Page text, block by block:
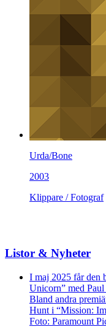
Urda/Bone
2003
Klippare / Fotograf
Listor & Nyheter
I maj 2025 får den
Unicorn” med
Bland andra
Hunt i “Mission:
Foto: Paramount